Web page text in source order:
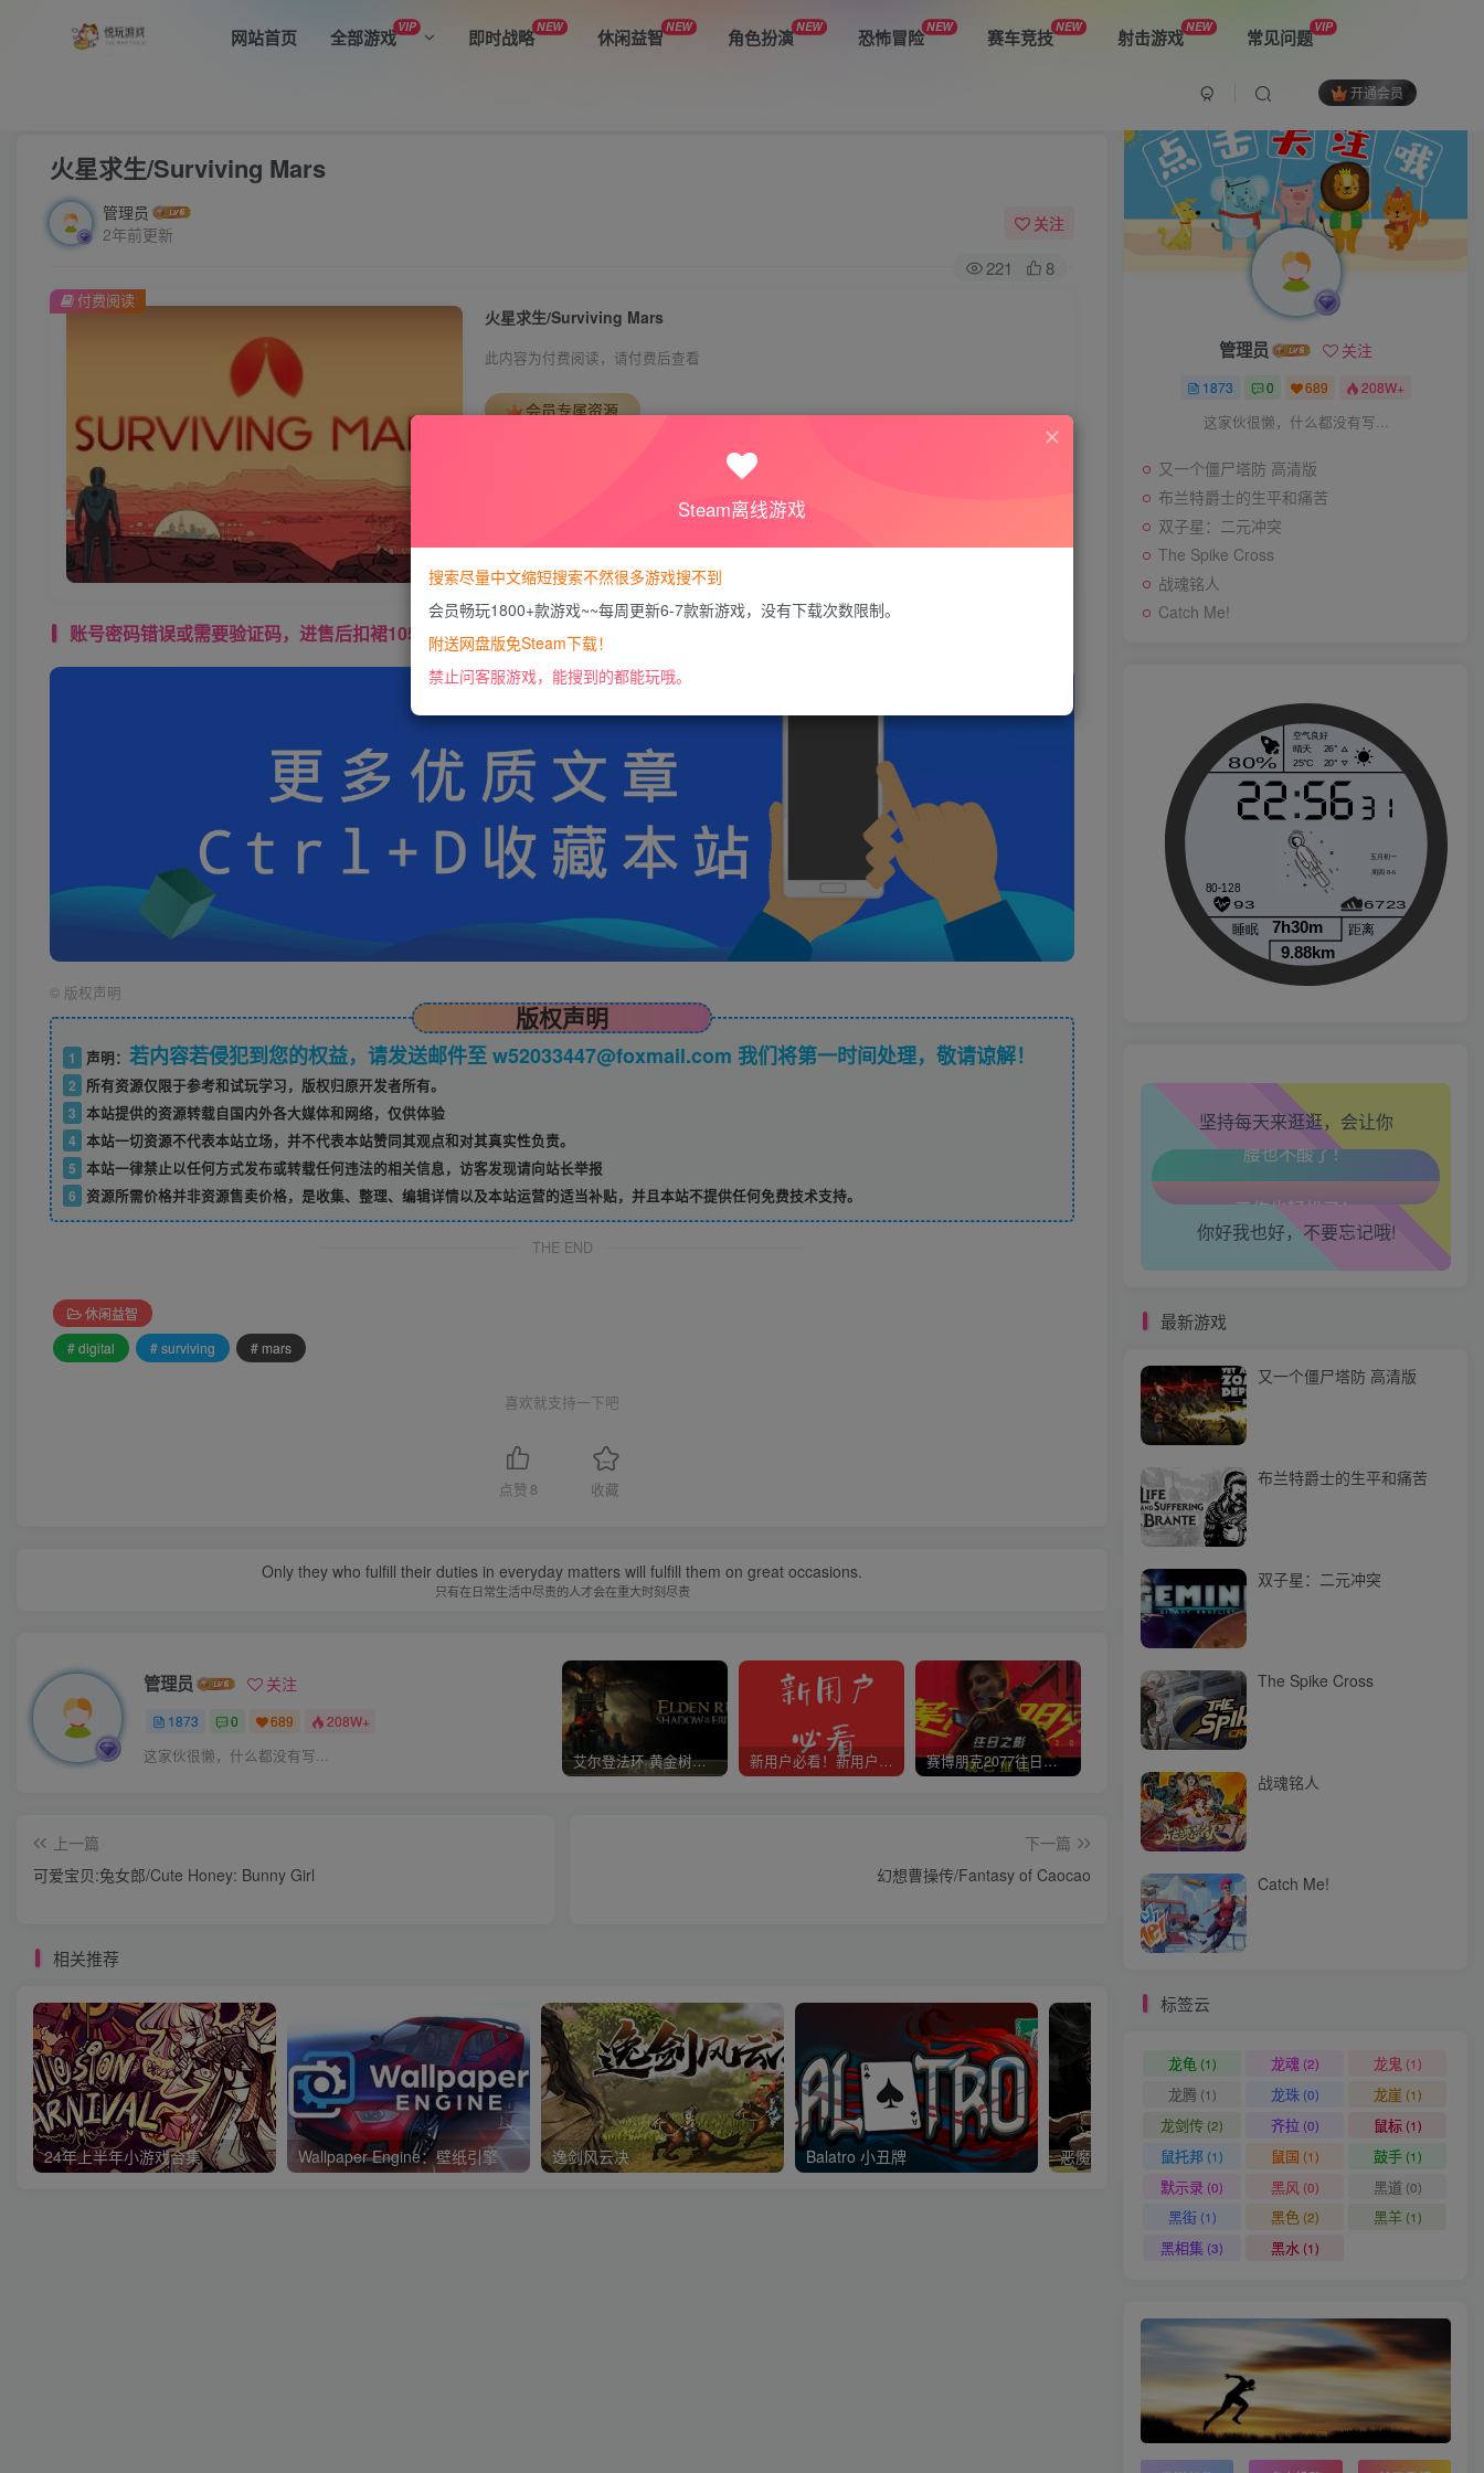
网站首页 全部游戏VIP 即时战略NEW 休闲益智NEW 角色扮演NEW 恐怖冒险NEW 赛车竞技NEW 射击游戏NEW 常见问题VIP
开通会员
火星求生/Surviving Mars
管理员
2年前更新
关注
221 8
火星求生/Surviving Mars
此内容为付费阅读，请付费后查看
会员专属资源
付费阅读
账号密码错误或需要验证码，进售后扣裙1050974489 使用教程： https://docs.qq.com/doc/DU0VHUUFRS2xDa1Jp
© 版权声明
版权声明
1 声明： 若内容若侵犯到您的权益，请发送邮件至 w52033447@foxmail.com 我们将第一时间处理，敬请谅解！
2
所有资源仅限于参考和试玩学习，版权归原开发者所有。
3 本站提供的资源转载自国内外各大媒体和网络，仅供体验
4 本站一切资源不代表本站立场，并不代表本站赞同其观点和对其真实性负责。
5 本站一律禁止以任何方式发布或转载任何违法的相关信息，访客发现请向站长举报
6
资源所需价格并非资源售卖价格，是收集、整理、编辑详情以及本站运营的适当补贴，并且本站不提供任何免费技术支持。
THE END
休闲益智
# digital
# surviving # mars
喜欢就支持一下吧
点赞 8 收藏
Only they who fulfill their duties in everyday matters will fulfill them on great occasions.
只有在日常生活中尽责的人才会在重大时刻尽责
管理员 关注
1873 0 689 208W+
这家伙很懒，什么都没有写... 艾尔登法环 黄金树幽影 新用户必看！新用户必看！新用户必看！！！ 赛博朋克2077往日之影
上一篇
可爱宝贝:兔女郎/Cute Honey: Bunny Girl
下一篇
幻想曹操传/Fantasy of Caocao
相关推荐
24年上半年小游戏合集 Wallpaper Engine：壁纸引擎 逸剑风云决 Balatro 小丑牌 恶魔轮盘 植物大战僵尸年度版
又一个僵尸塔防 高清版
布兰特爵士的生平和痛苦
The Spike Cross
管理员 关注
1873 0 689 208W+
这家伙很懒，什么都没有写...
又一个僵尸塔防 高清版
布兰特爵士的生平和痛苦
双子星：二元冲突
The Spike Cross
战魂铭人
Catch Me!
坚持每天来逛逛，会让你
生活也美好了！
腿也不痛了！
腰也不酸了！
工作也轻松了！
你好我也好，不要忘记哦!
最新游戏
又一个僵尸塔防 高清版
布兰特爵士的生平和痛苦
双子星：二元冲突
The Spike Cross
战魂铭人
Catch Me!
标签云
龙龟 (1) 龙魂 (2) 龙鬼 (1)
龙腾(1) 龙珠(0) 龙崖 (1)
龙剑传 (2) 齐拉(0) 鼠标(1)
鼠托邦(1) 鼠国 (1) 鼓手(1)
默示录(0) 黑风 (0) 黑道 (0)
黑街(1) 黑色(2) 黑羊(1)
黑相集 (3) 黑水(1)
Steam离线游戏
搜索尽量中文缩短搜索不然很多游戏搜不到
会员畅玩1800+款游戏~~每周更新6-7款新游戏，没有下载次数限制。
附送网盘版免Steam下载！
禁止问客服游戏，能搜到的都能玩哦。